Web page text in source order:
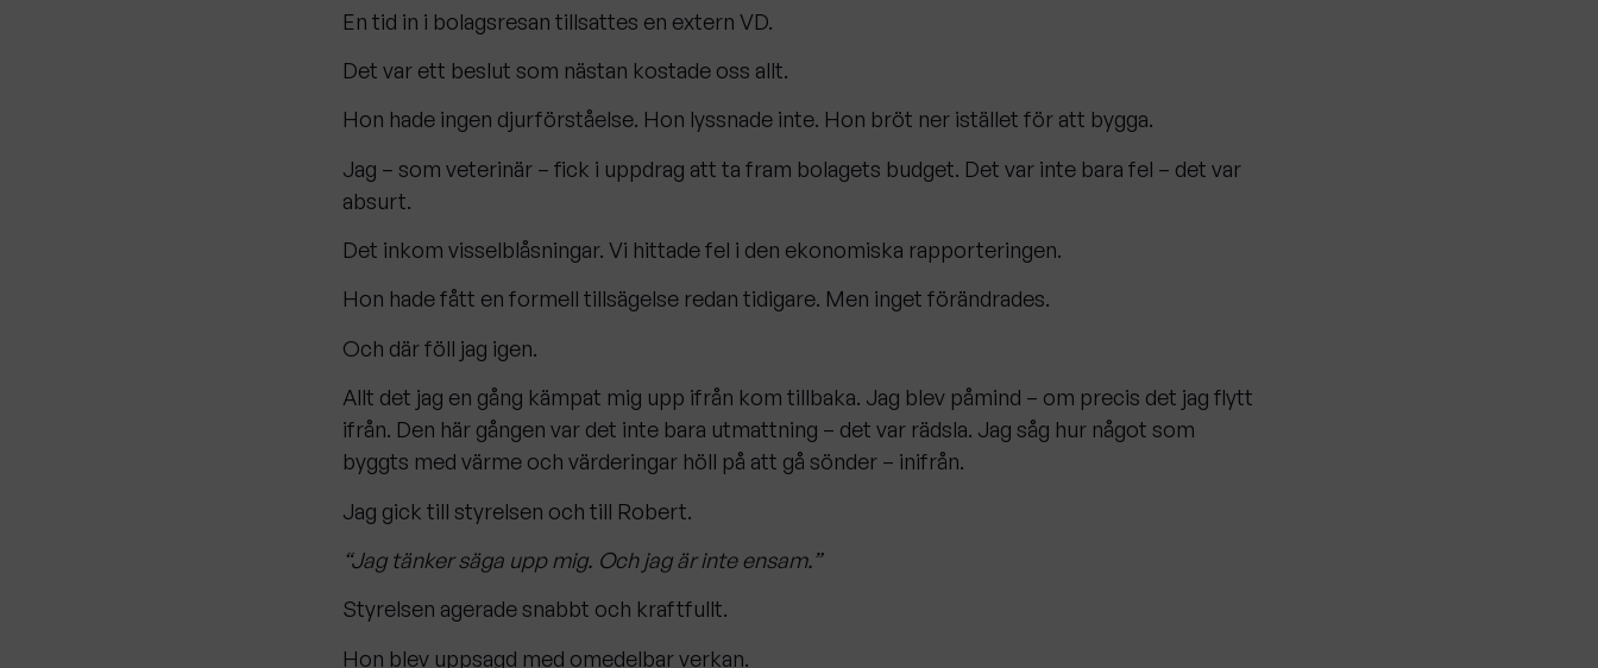
En tid in i bolagsresan tillsattes en extern VD.
Det var ett beslut som nästan kostade oss allt.
Hon hade ingen djurförståelse. Hon lyssnade inte. Hon bröt ner istället för att bygga.
Jag – som veterinär – fick i uppdrag att ta fram bolagets budget. Det var inte bara fel – det var
absurt.
Det inkom visselblåsningar. Vi hittade fel i den ekonomiska rapporteringen.
Hon hade fått en formell tillsägelse redan tidigare. Men inget förändrades.
Och där föll jag igen.
Allt det jag en gång kämpat mig upp ifrån kom tillbaka. Jag blev påmind – om precis det jag flytt
ifrån. Den här gången var det inte bara utmattning – det var rädsla. Jag såg hur något som
byggts med värme och värderingar höll på att gå sönder – inifrån.
Jag gick till styrelsen och till Robert.
“Jag tänker säga upp mig. Och jag är inte ensam.”
Styrelsen agerade snabbt och kraftfullt.
Hon blev uppsagd med omedelbar verkan.